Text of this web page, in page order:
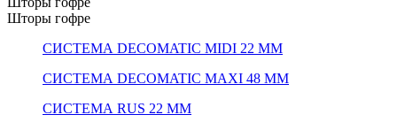
Шторы гофре
СИСТЕМА DECOMATIC MIDI 22 ММ
СИСТЕМА DECOMATIC MAXI 48 ММ
СИСТЕМА RUS 22 ММ